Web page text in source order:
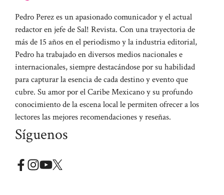
Pedro Perez es un apasionado comunicador y el actual
redactor en jefe de Sal! Revista. Con una trayectoria de
más de 15 años en el periodismo y la industria editorial,
Pedro ha trabajado en diversos medios nacionales e
internacionales, siempre destacándose por su habilidad
para capturar la esencia de cada destino y evento que
cubre. Su amor por el Caribe Mexicano y su profundo
conocimiento de la escena local le permiten ofrecer a los
lectores las mejores recomendaciones y reseñas.
Síguenos